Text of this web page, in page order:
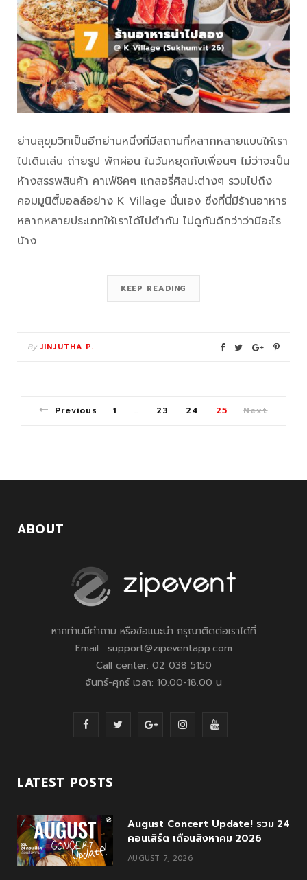
ย่านสุขุมวิทเป็นอีกย่านหนึ่งที่มีสถานที่หลากหลายแบบให้เรา
ไปเดินเล่น ถ่ายรูป พักผ่อน ในวันหยุดกับเพื่อนๆ ไม่ว่าจะเป็น
ห้างสรรพสินค้า คาเฟ่ชิคๆ แกลอรี่ศิลปะต่างๆ รวมไปถึง
คอมมูนิตี้มอลล์อย่าง K Village นั่นเอง ซึ่งที่นี่มีร้านอาหาร
หลากหลายประเภทให้เราได้ไปตำกัน ไปดูกันดีกว่าว่ามีอะไร
บ้าง
KEEP READING
By JINJUTHA P.
Previous 1 … 23 24 25 Next
ABOUT
หากท่านมีคำถาม หรือข้อแนะนำ กรุณาติดต่อเราได้ที่
Email : support@zipeventapp.com
Call center: 02 038 5150
จันทร์-ศุกร์ เวลา: 10.00-18.00 น
F
c
b
o
G
l
I
a
Y
u
LATEST POSTS
August Concert Update! รวม 24
คอนเสิร์ต เดือนสิงหาคม 2026
AUGUST 7, 2026